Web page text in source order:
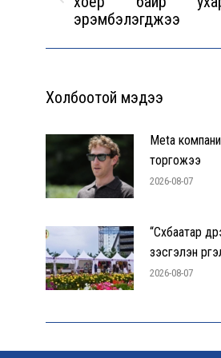
post:
эрэмбэлэгджээ
Холбоотой мэдээ
Meta
торгожээ
2026-08-07
“Сүхбаатар
үзэсгэлэн
2026-08-07